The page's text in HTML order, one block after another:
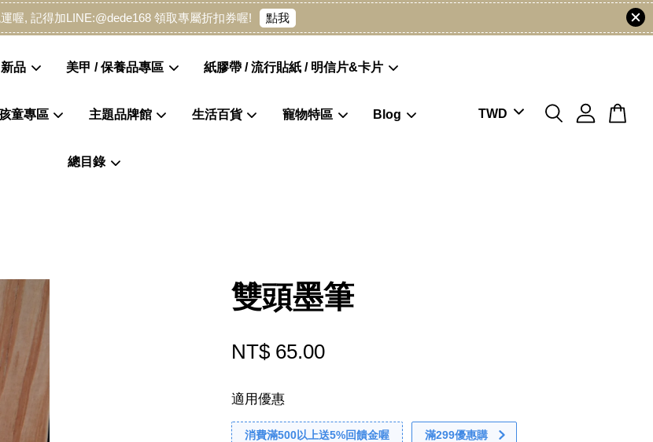
喔, 記得加LINE:@dede168 領取專屬折扣券喔! 點我
品 美甲 / 保養品專區 紙膠帶 / 流行貼紙 / 明信片&卡片
童專區 主題品牌館 生活百貨 寵物特區 Blog
總目錄
雙頭墨筆
NT$ 65.00
適用優惠
消費滿500以上送5%回饋金喔 滿299優惠購